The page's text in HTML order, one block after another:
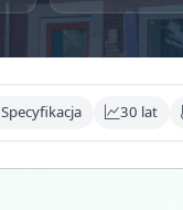
Specyfikacja 30 lat